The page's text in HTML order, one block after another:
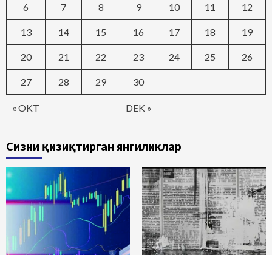
« OKT DEK »
6 7 8 9 10 11 12
13 14 15 16 17 18 19
20 21 22 23 24 25 26
27 28 29 30
Сизни қизиқтирган янгиликлар